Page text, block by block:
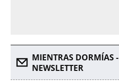
MIENTRAS DORMÍAS -
NEWSLETTER